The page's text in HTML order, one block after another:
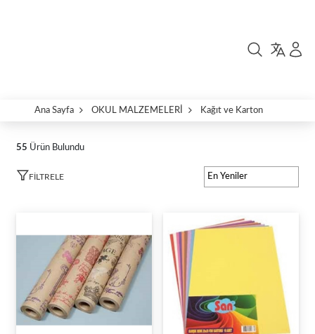
Ana Sayfa OKUL MALZEMELERİ Kağıt ve Karton
55 Ürün Bulundu
FILTRELE